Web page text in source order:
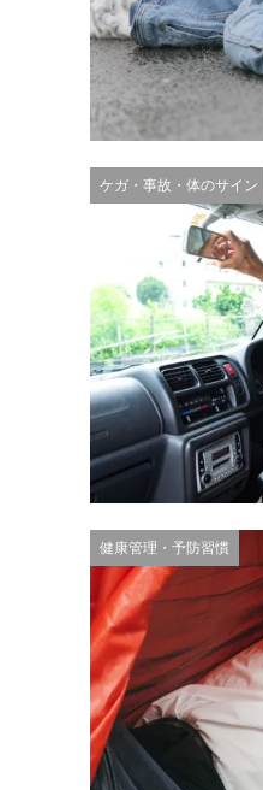
ケガ・事故・体のサイン
健康管理・予防習慣